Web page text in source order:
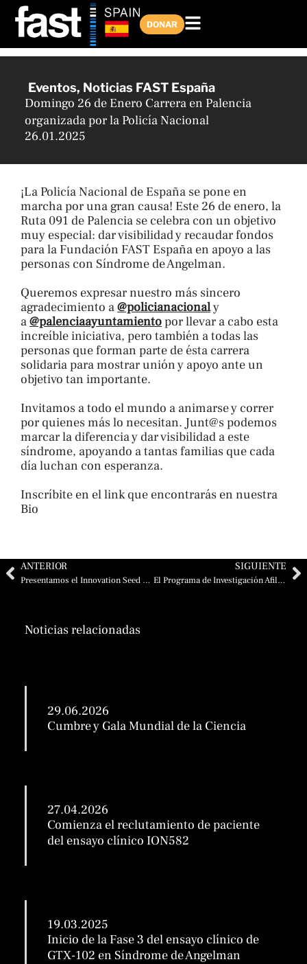
contenido
DONAR
Eventos, Noticias FAST España
Domingo 26 de Enero Carrera en Palencia
organizada por la Policía Nacional
26.01.2025
¡La Policía Nacional de España se pone en
marcha por una gran causa! Este 26 de enero, la
Ruta 091 de Palencia se celebra con un objetivo
muy especial: dar visibilidad y recaudar fondos
para la Fundación FAST España en apoyo a las
personas con Síndrome de Angelman.
Queremos expresar nuestro más sincero
agradecimiento a@policianacionaly
a@palenciaayuntamiento por llevar a cabo esta
increíble iniciativa, pero también a todas las
personas que forman parte de ésta carrera
solidaria para mostrar unión y apoyo ante un
objetivo tan importante.
Invitamos a todo el mundo a animarse y correr
por quienes más lo necesitan. Junt@s podemos
marcar la diferencia y dar visibilidad a este
síndrome, apoyando a tantas familias que cada
día luchan con esperanza.
Inscríbite en el link que encontrarás en nuestra
Bio
AntANTERIOR
Presentamos el Innovation Seed Grant: Apoyo a la investigación temprana del síndrome de Angelman
SIGUIENTE
El Programa de Investigación Afiliado a FAST en UCLA recibe $5.8 millones para avanzar en la terapia génica para el síndrome de Angelman
Noticias relacionadas
29.06.2026
Cumbre y Gala Mundial de la Ciencia
27.04.2026
Comienza el reclutamiento de paciente
del ensayo clínico ION582
19.03.2025
Inicio de la Fase 3 del ensayo clínico de
GTX-102 en Síndrome de Angelman